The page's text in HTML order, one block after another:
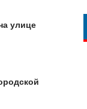
улице